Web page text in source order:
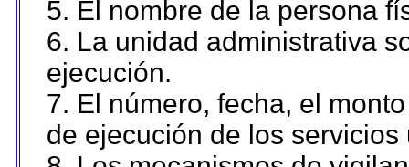
5. El nombre de la persona
6. La unidad administrativa
ejecución.
7. El número, fecha, el
de ejecución de los servicios